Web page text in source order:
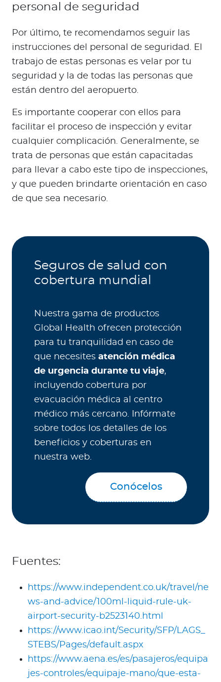
personal de seguridad
Por último, te recomendamos seguir las
instrucciones del personal de seguridad. El
trabajo de estas personas es velar por tu
seguridad y la de todas las personas que
están dentro del aeropuerto.
Es importante cooperar con ellos para
facilitar el proceso de inspección y evitar
cualquier complicación. Generalmente, se
trata de personas que están capacitadas
para llevar a cabo este tipo de inspecciones,
y que pueden brindarte orientación en caso
de que sea necesario.
Seguros de salud con
cobertura mundial
Nuestra gama de productos
Global Health ofrecen protección
para tu tranquilidad en caso de
que necesites atención médica
de urgencia durante tu viaje,
incluyendo cobertura por
evacuación médica al centro
médico más cercano. Infórmate
sobre todos los detalles de los
beneficios y coberturas en
nuestra web.
Conócelos
Fuentes:
https://www.independent.co.uk/travel/ne
ws-and-advice/100ml-liquid-rule-uk-
airport-security-b2523140.html
https://www.icao.int/Security/SFP/LAGS_
STEBS/Pages/default.aspx
https://www.aena.es/es/pasajeros/equipa
jes-controles/equipaje-mano/que-esta-